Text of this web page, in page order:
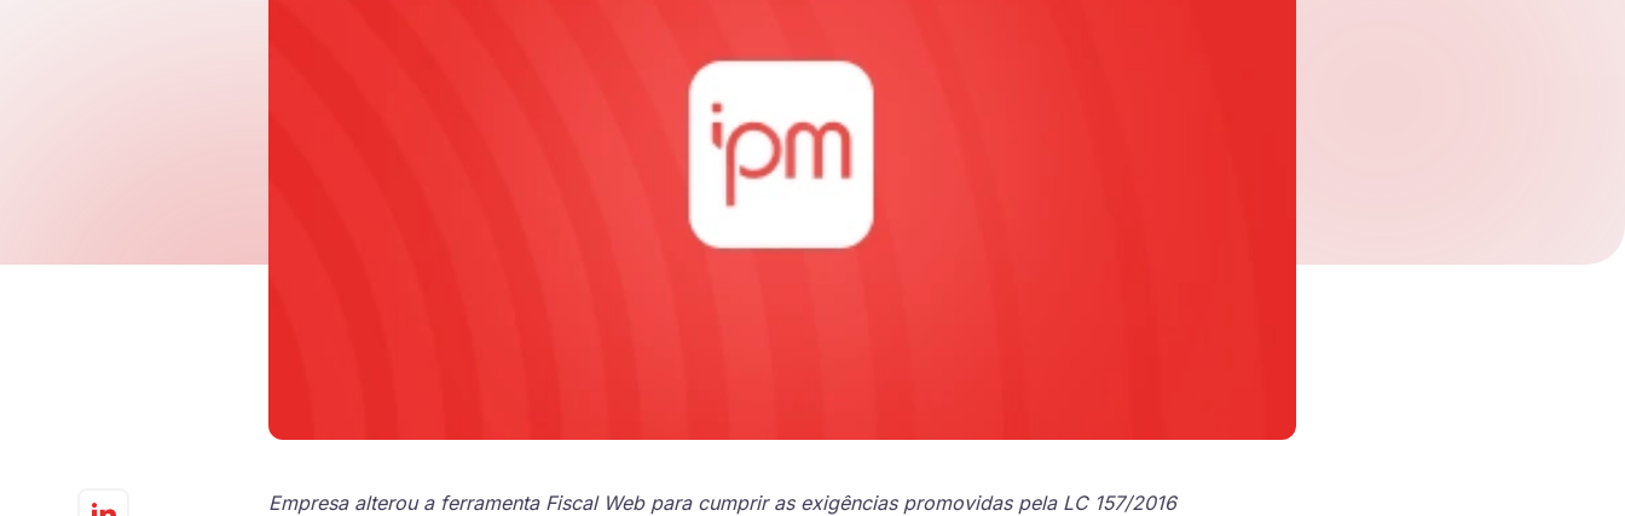
Ver todas
Empresa alterou a ferramenta Fiscal Web para cumprir as exigências promovidas pela LC 157/2016